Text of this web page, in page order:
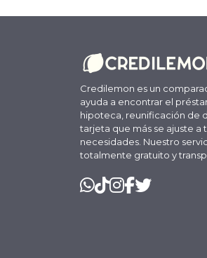
Credilemon es un
ayuda a encontrar el
hipoteca, reunificación de
tarjeta que más se ajuste a
necesidades. Nuestro
totalmente gratuito y